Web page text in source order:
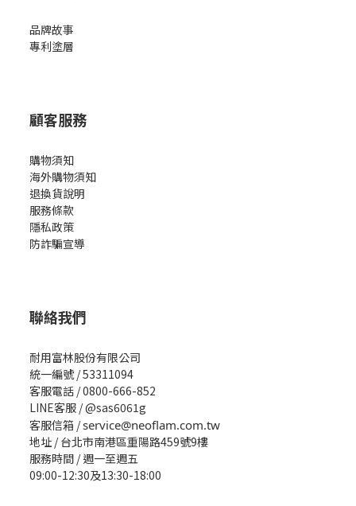
品牌故事
專利塗層
顧客服務
購物須知
海外購物須知
退換貨說明
服務條款
隱私政策
防詐騙宣導
聯絡我們
耐用富林股份有限公司
統一編號 / 53311094
客服電話 / 0800-666-852
LINE客服 / @sas6061g
客服信箱 /service@neoflam.com.tw
地址 / 台北市南港區重陽路459號9樓
服務時間 / 週一至週五
09:00-12:30及13:30-18:00